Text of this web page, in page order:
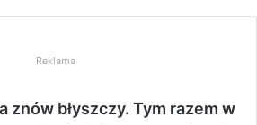
Reklama
znów błyszczy. Tym razem w